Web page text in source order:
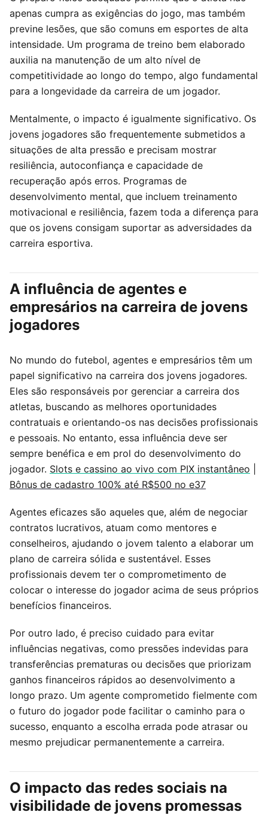
apenas cumpra as exigências do jogo, mas também
previne lesões, que são comuns em esportes de alta
intensidade. Um programa de treino bem elaborado
auxilia na manutenção de um alto nível de
competitividade ao longo do tempo, algo fundamental
para a longevidade da carreira de um jogador.
Mentalmente, o impacto é igualmente significativo. Os
jovens jogadores são frequentemente submetidos a
situações de alta pressão e precisam mostrar
resiliência, autoconfiança e capacidade de
recuperação após erros. Programas de
desenvolvimento mental, que incluem treinamento
motivacional e resiliência, fazem toda a diferença para
que os jovens consigam suportar as adversidades da
carreira esportiva.
A influência de agentes e
empresários na carreira de jovens
jogadores
No mundo do futebol, agentes e empresários têm um
papel significativo na carreira dos jovens jogadores.
Eles são responsáveis por gerenciar a carreira dos
atletas, buscando as melhores oportunidades
contratuais e orientando-os nas decisões profissionais
e pessoais. No entanto, essa influência deve ser
sempre benéfica e em prol do desenvolvimento do
jogador. Slots e cassino ao vivo com PIX instantâneo
Bônus de cadastro 100% até R$500 no e37
Agentes eficazes são aqueles que, além de negociar
contratos lucrativos, atuam como mentores e
conselheiros, ajudando o jovem talento a elaborar um
plano de carreira sólida e sustentável. Esses
profissionais devem ter o comprometimento de
colocar o interesse do jogador acima de seus próprios
benefícios financeiros.
Por outro lado, é preciso cuidado para evitar
influências negativas, como pressões indevidas para
transferências prematuras ou decisões que priorizam
ganhos financeiros rápidos ao desenvolvimento a
longo prazo. Um agente comprometido fielmente com
o futuro do jogador pode facilitar o caminho para o
sucesso, enquanto a escolha errada pode atrasar ou
mesmo prejudicar permanentemente a carreira.
O impacto das redes sociais na
visibilidade de jovens promessas